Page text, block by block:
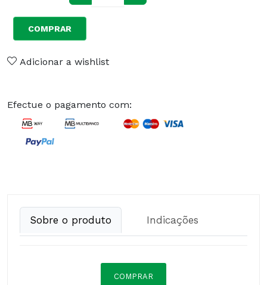
COMPRAR
Adicionar a wishlist
Efectue o pagamento com:
Sobre o produto Indicações
COMPRAR